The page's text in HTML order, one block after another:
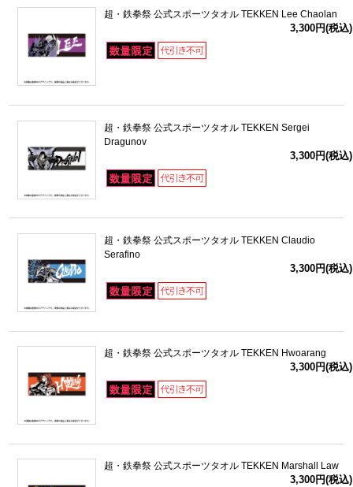
超・鉄拳祭 公式スポーツタオル TEKKEN Lee Chaolan
3,300円(税込)
超・鉄拳祭 公式スポーツタオル TEKKEN Sergei
Dragunov
3,300円(税込)
超・鉄拳祭 公式スポーツタオル TEKKEN Claudio
Serafino
3,300円(税込)
超・鉄拳祭 公式スポーツタオル TEKKEN Hwoarang
3,300円(税込)
超・鉄拳祭 公式スポーツタオル TEKKEN Marshall Law
3,300円(税込)